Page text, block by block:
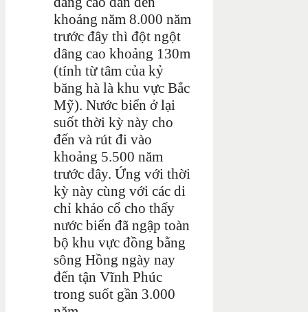
khoảng năm 8.000 năm
trước đây thì đột ngột
dâng cao khoảng 130m
(tính từ tâm của kỷ
băng hà là khu vực Bắc
Mỹ). Nước biển ở lại
suốt thời kỳ này cho
đến và rút đi vào
khoảng 5.500 năm
trước đây. Ứng với thời
kỳ này cùng với các di
chỉ khảo cổ cho thấy
nước biển đã ngập toàn
bộ khu vực đồng bằng
sông Hồng ngày nay
đến tận Vĩnh Phúc
trong suốt gần 3.000